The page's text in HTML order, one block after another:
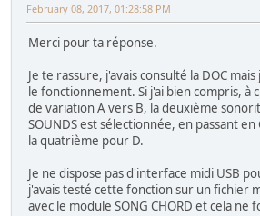
February 08, 2017, 01:28:58 PM
Merci pour ta réponse.
Je te rassure, j'avais consulté la DOC
le fonctionnement. Si j'ai bien compris, à
de variation A vers B, la deuxième
SOUNDS est sélectionnée, en passant
la quatrième pour D.
Je ne dispose pas d'interface midi USB
j'avais testé cette fonction sur un fichier
avec le module SONG CHORD et cela ne